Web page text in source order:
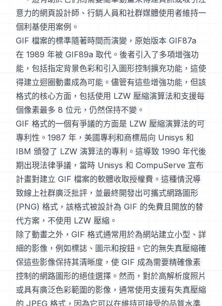
意力的網頁設計師、行銷人員和社群媒體使用者維持一
個利基使用案例。
GIF 檔案的標準隨著時間而演變，原始版本 GIF87a
在 1989 年被 GIF89a 取代。後者引入了多項增強功
能，包括指定背景色彩和引入圖形控制擴充功能，這使
得建立迴圈動畫成為可能。儘管有這些增強功能，但該
格式的核心方面，包括使用 LZW 壓縮演算法和支援每
個像素最多 8 位元，仍然保持不變。
GIF 格式的一個有爭議的方面是 LZW 壓縮演算法的可
專利性。1987 年，美國專利和商標局向 Unisys 和
IBM 頒發了 LZW 演算法的專利。這導致 1990 年代後
期出現法律爭議，當時 Unisys 和 CompuServe 宣布
計畫對建立 GIF 檔案的軟體收取授權費。這種情況導
致線上社群廣泛批評，並最終開發出可攜式網路圖形
(PNG) 格式，該格式被設計為 GIF 的免費且開放的替
代方案，不使用 LZW 壓縮。
除了動畫之外，GIF 格式通常用於為網站建立小型、詳
細的影像，例如標誌、圖示和按鈕。它的無失真壓縮確
保這些影像保持其清晰度，使 GIF 成為需要精確像素
控制的網路圖形的絕佳選擇。然而，對於高解析度照片
或具有廣泛色彩範圍的影像，通常使用支援有失真壓縮
的 JPEG 格式，因為它可以在維持可接受的品質水準